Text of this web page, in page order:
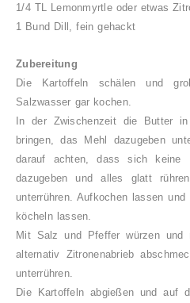
1/4 TL Lemonmyrtle oder etwas
1 Bund Dill, fein gehackt
Zubereitung
Die Kartoffeln schälen und
Salzwasser gar kochen.
In der Zwischenzeit die Butter
bringen, das Mehl dazugeben
darauf achten, dass sich keine
dazugeben und alles glatt
unterrühren. Aufkochen lassen
köcheln lassen.
Mit Salz und Pfeffer würzen und
alternativ Zitronenabrieb
unterrühren.
Die Kartoffeln abgießen und auf